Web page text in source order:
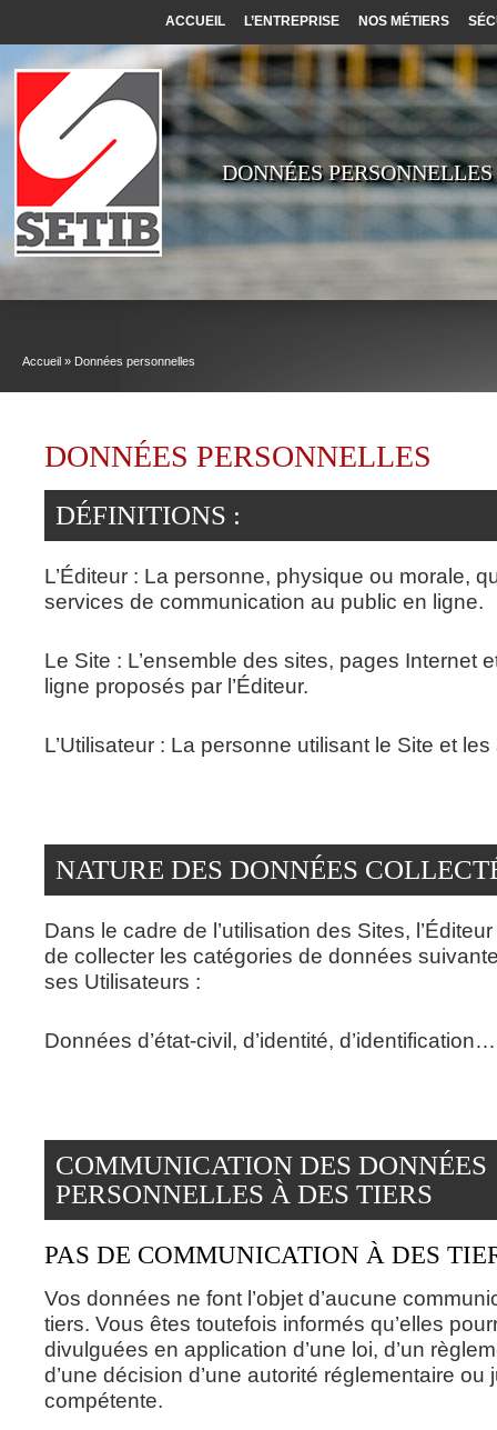
ACCUEIL L’ENTREPRISE NOS MÉTIERS
DONNÉES PERSONNELLES
Accueil » Données personnelles
DONNÉES PERSONNELLES
DÉFINITIONS :
L’Éditeur : La personne, physique ou morale,
services de communication au public en ligne.
Le Site : L’ensemble des sites, pages Internet
ligne proposés par l’Éditeur.
L’Utilisateur : La personne utilisant le Site et
NATURE DES DONNÉES
Dans le cadre de l’utilisation des Sites,
de collecter les catégories de données
ses Utilisateurs :
Données d’état-civil, d’identité, d’identification…
COMMUNICATION DES DONNÉES
PERSONNELLES À DES TIERS
PAS DE COMMUNICATION À DES
Vos données ne font l’objet d’aucune
tiers. Vous êtes toutefois informés qu’elles
divulguées en application d’une loi, d’un
d’une décision d’une autorité réglementaire ou
compétente.